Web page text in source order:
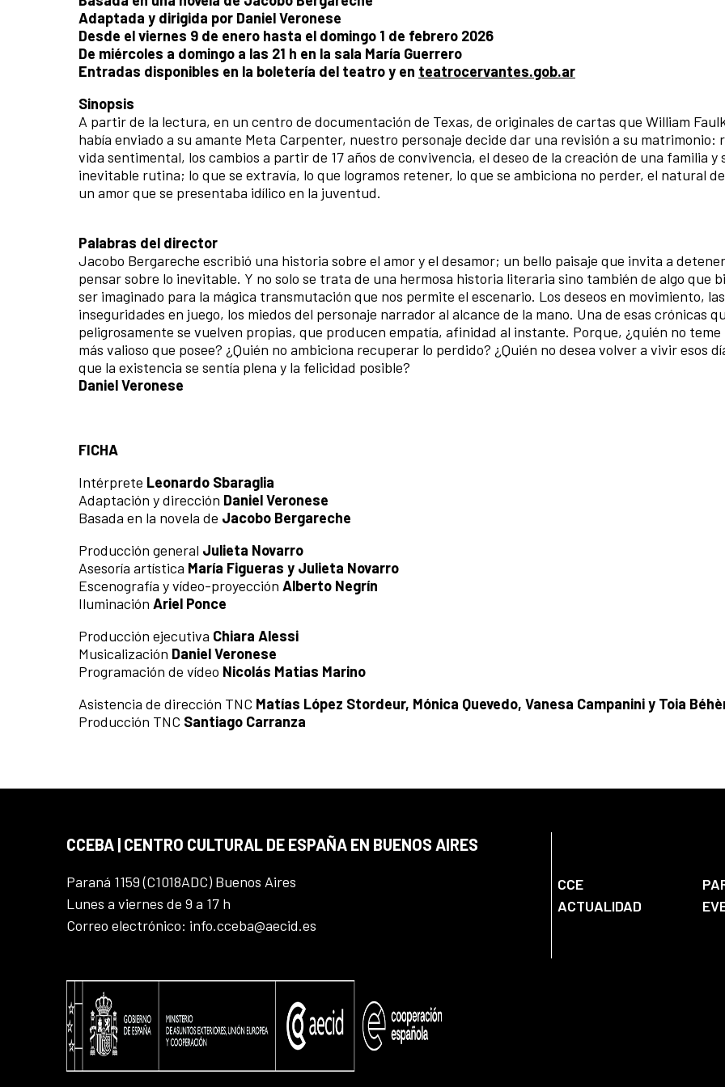
Adaptada y dirigida por Daniel Veronese
Desde el viernes 9 de enero hasta el domingo 1 de febrero 2026
De miércoles a domingo a las 21 h en la sala María Guerrero
Entradas disponibles en la boletería del teatro y en teatrocervantes.gob.ar
Sinopsis
A partir de la lectura, en un centro de documentación de Texas, de originales de cartas que William
había enviado a su amante Meta Carpenter, nuestro personaje decide dar una revisión a su matrimonio:
vida sentimental, los cambios a partir de 17 años de convivencia, el deseo de la creación de una familia y
inevitable rutina; lo que se extravía, lo que logramos retener, lo que se ambiciona no perder, el natural
un amor que se presentaba idílico en la juventud.
Palabras del director
Jacobo Bergareche escribió una historia sobre el amor y el desamor; un bello paisaje que invita a
pensar sobre lo inevitable. Y no solo se trata de una hermosa historia literaria sino también de algo que
ser imaginado para la mágica transmutación que nos permite el escenario. Los deseos en movimiento, las
inseguridades en juego, los miedos del personaje narrador al alcance de la mano. Una de esas crónicas
peligrosamente se vuelven propias, que producen empatía, afinidad al instante. Porque, ¿quién no
más valioso que posee? ¿Quién no ambiciona recuperar lo perdido? ¿Quién no desea volver a vivir esos
que la existencia se sentía plena y la felicidad posible?
Daniel Veronese
FICHA
Intérprete Leonardo Sbaraglia
Adaptación y dirección Daniel Veronese
Basada en la novela de Jacobo Bergareche
Producción general Julieta Novarro
Asesoría artística María Figueras y Julieta Novarro
Escenografía y vídeo-proyección Alberto Negrín
Iluminación Ariel Ponce
Producción ejecutiva Chiara Alessi
Musicalización Daniel Veronese
Programación de vídeo Nicolás Matias Marino
Asistencia de dirección TNC Matías López Stordeur, Mónica Quevedo, Vanesa Campanini y Toia
Producción TNC Santiago Carranza
CCEBA | CENTRO CULTURAL DE ESPAÑA EN BUENOS AIRES
Paraná 1159 (C1018ADC) Buenos Aires
Lunes a viernes de 9 a 17 h
Correo electrónico: info.cceba@aecid.es
CCE
ACTUALIDAD